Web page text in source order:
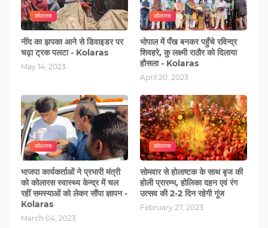
कोलारस
नींद का झपका आने से डिवाइडर पर
चढ़ा ट्रक पलटा - Kolaras
May 14, 2023
कोलारस
भोपाल में पँख बनकर पहुँचे रविन्द्र
शिवहरे, कु लक्ष्मी राठौर को दिलाया
हौसला - Kolaras
April 20, 2023
कोलारस
भाजपा कार्यकर्ताओं ने प्रभारी मंत्री
को कोलारस स्वास्थ्य केन्द्र में चल
रहीं समस्याओं को लेकर सौंपा ज्ञापन -
Kolaras
March 04, 2023
कोलारस
सोमवार से होलाष्टक के साथ बृज की
होली प्रारम्भ, होलिका दहन एवं रंग
उत्सव की 2-2 दिन रहेगी गूंज
February 27, 2023